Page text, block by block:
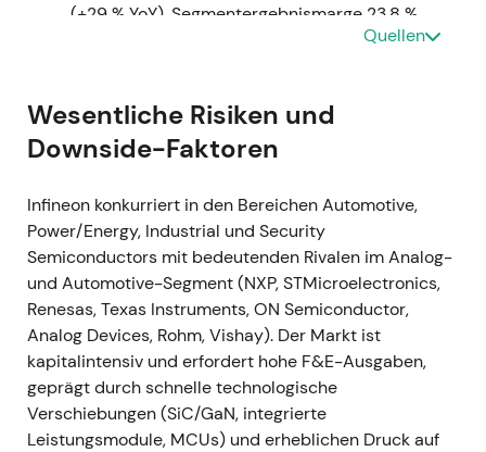
(+29 % YoY), Segmentergebnismarge 23,8 %,
Free Cashflow ca. €1,65 Mrd.; Management
langfristige Ziele an[16],[19],[22].
Infineon wurde am Markt zunehmend nicht
wahrgenommen, sondern als margenstarker
Marktführer in Power und Automotive;
Bewertungsmultiplikatoren weiteten sich aus
[16]
[22]
Starker Aufwärtstrend mit Ausbruch nach
oben — Aktie profitierte von mehreren
Hochstufungen und sichtbarer
Margenausweitung
[19]
GJ2023 (per 30. Sep 2023)
Quellen
Wesentliche Risiken und
Downside-Faktoren
Infineon konkurriert in den Bereichen Automotive,
Power/Energy, Industrial und Security
Semiconductors mit bedeutenden Rivalen im Analog-
und Automotive-Segment (NXP, STMicroelectronics,
Renesas, Texas Instruments, ON Semiconductor,
Analog Devices, Rohm, Vishay). Der Markt ist
kapitalintensiv und erfordert hohe F&E-Ausgaben,
geprägt durch schnelle technologische
Verschiebungen (SiC/GaN, integrierte
Leistungsmodule, MCUs) und erheblichen Druck auf